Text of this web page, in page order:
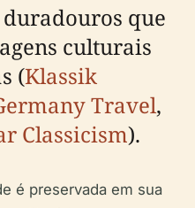
que
culturais
(Klassik
Travel,
Classicism).
é preservada em sua